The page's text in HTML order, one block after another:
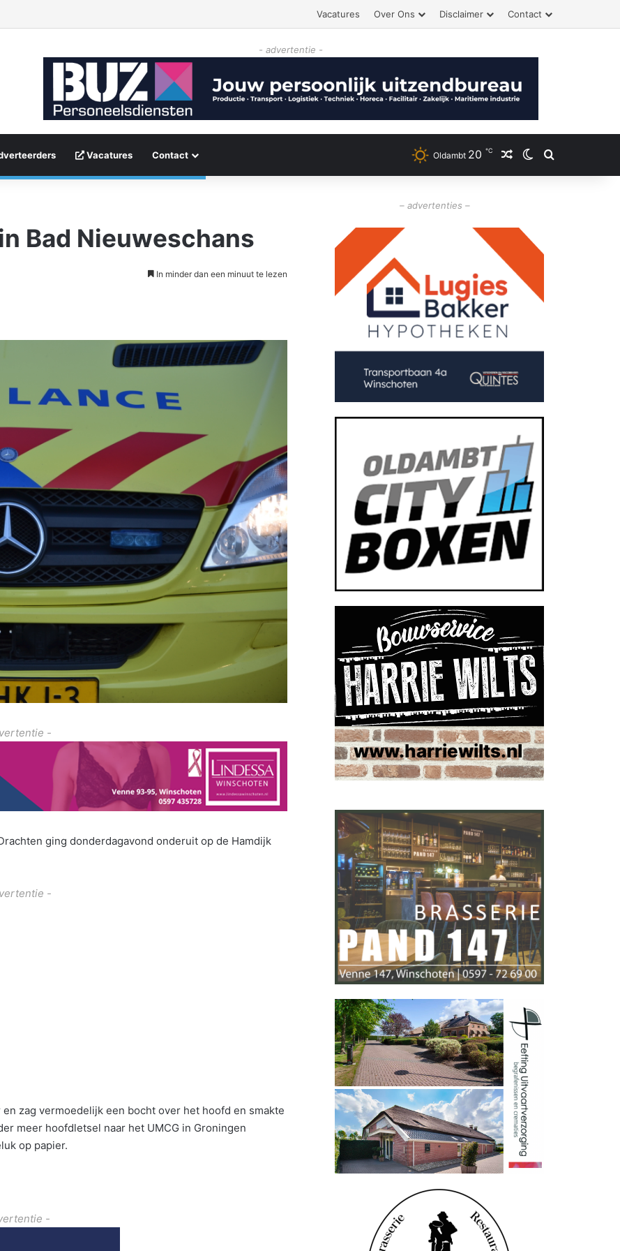
Vacatures Over Ons Disclaimer Contact
- advertentie -
Vacatures Contact Oldambt 20 ℃ Willekeurig artikel
Switch skin
Zoeken
Bad Nieuweschans
In minder dan een minuut te lezen
-
ging donderdagavond onderuit op de Hamdijk
-
zag vermoedelijk een bocht over het hoofd en smakte
meer hoofdletsel naar het UMCG in Groningen
op papier.
-
– advertenties –